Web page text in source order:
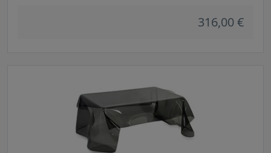
316,00 €